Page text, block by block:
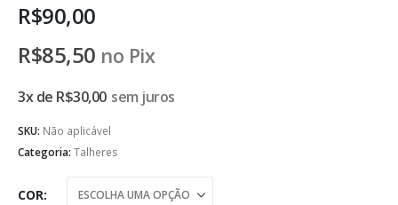
R$90,00
R$85,50 no Pix
3x de R$30,00 sem juros
SKU: Não aplicável
Categoria: Talheres
COR